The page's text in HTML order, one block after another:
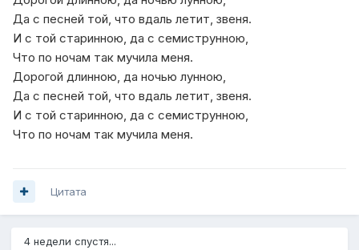
Да с песней той, что вдаль летит, звеня.
И с той старинною, да с семиструнною,
Что по ночам так мучила меня.
Дорогой длинною, да ночью лунною,
Да с песней той, что вдаль летит, звеня.
И с той старинною, да с семиструнною,
Что по ночам так мучила меня.
Цитата
4 недели спустя...